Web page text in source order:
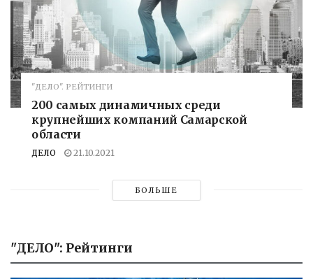
"ДЕЛО". РЕЙТИНГИ
200 самых динамичных среди
крупнейших компаний Самарской
области
ДЕЛО 21.10.2021
БОЛЬШЕ
"ДЕЛО": Рейтинги